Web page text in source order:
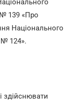
№ 139 «Про
Національного
№ 124».
здійснювати